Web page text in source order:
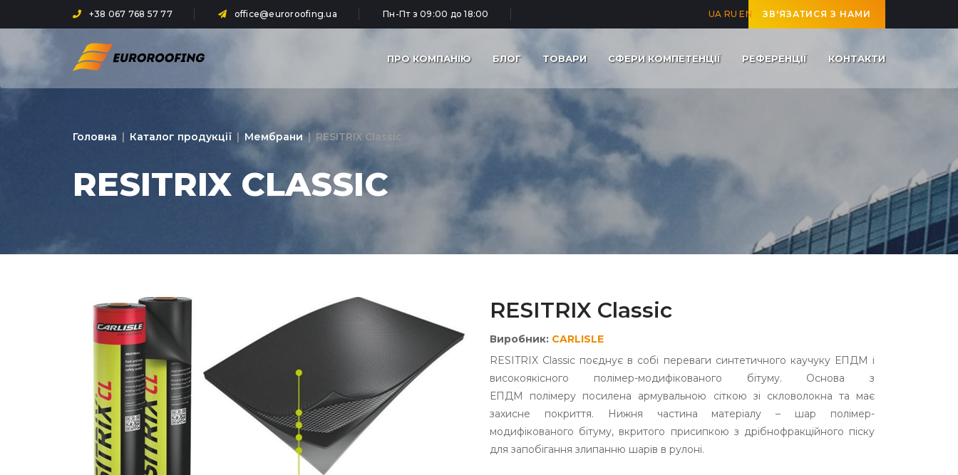
+38 067 768 57 77 office@euroroofing.ua Пн-Пт з 09:00 до 18:00 UA RU EN ЗВ'ЯЗАТИСЯ З НАМИ
ПРО КОМПАНІЮ БЛОГ ТОВАРИ СФЕРИ КОМПЕТЕНЦІЇ РЕФЕРЕНЦІЇ КОНТАКТИ
Головна | Каталог продукції | Мембрани | RESITRIX Classic
RESITRIX CLASSIC
RESITRIX Classic
Виробник: CARLISLE
RESITRIX Classic поєднує в собі переваги синтетичного каучуку ЕПДМ і
високоякісного полімер-модифікованого бітуму. Основа з
ЕПДМ полімеру посилена армувальною сіткою зі скловолокна та має
захисне покриття. Нижня частина матеріалу – шар полімер-
модифікованого бітуму, вкритого присипкою з дрібнофракційного піску
для запобігання злипанню шарів в рулоні.